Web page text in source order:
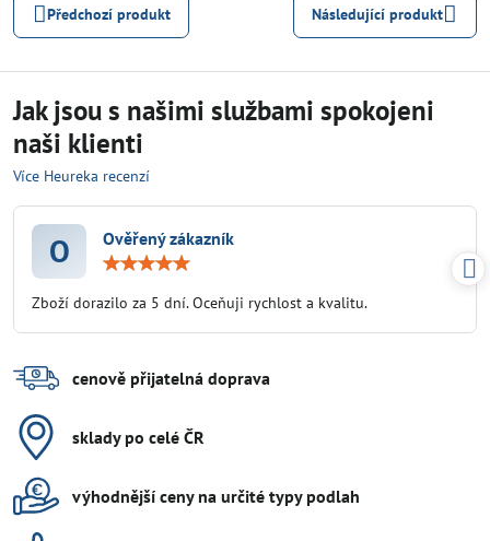
Předchozí produkt Následující produkt
Jak jsou s našimi službami spokojeni
naši klienti
Více Heureka recenzí
O Ověřený zákazník
5
Zboží dorazilo za 5 dní. Oceňuji rychlost a kvalitu.
cenově přijatelná doprava
sklady po celé ČR
výhodnější ceny na určité typy podlah